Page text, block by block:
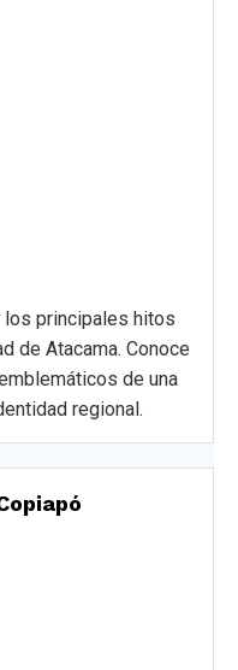
los principales hitos
de Atacama. Conoce
de una
regional.